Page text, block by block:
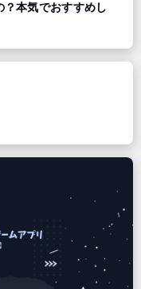
本気でおすすめし